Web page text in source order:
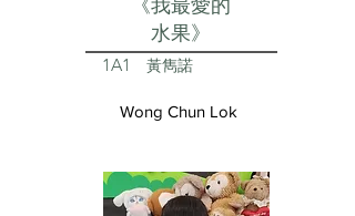
水果》
1A1 黃雋諾
Wong Chun Lok